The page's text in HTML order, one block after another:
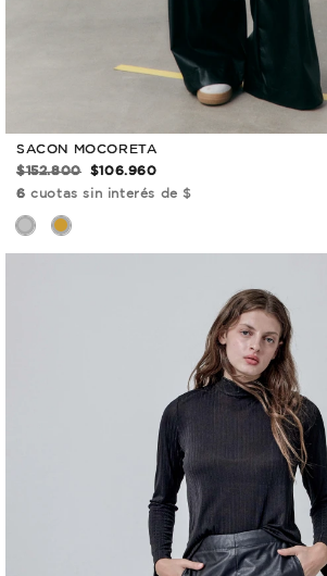
SACON MOCORETA
$152.800
$106.960
6 cuotas sin interés de $